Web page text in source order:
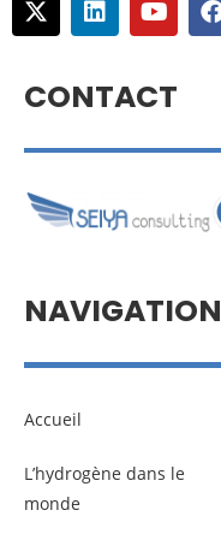
CONTACT
NAVIGATION
Accueil
L’hydrogène dans le
monde